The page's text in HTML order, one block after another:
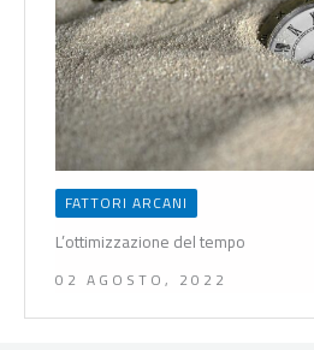
FATTORI ARCANI
L’ottimizzazione del tempo
02 AGOSTO, 2022